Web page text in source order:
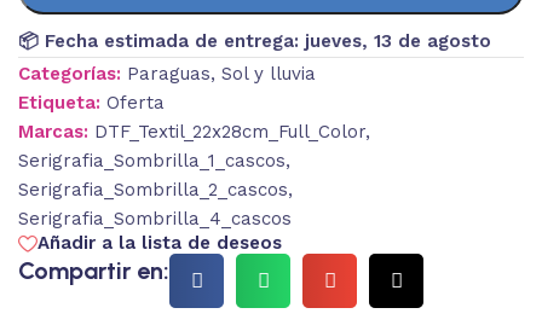
📦 Fecha estimada de entrega: jueves, 13 de agosto
Categorías: Paraguas, Sol y lluvia
Etiqueta: Oferta
Marcas: DTF_Textil_22x28cm_Full_Color,
Serigrafia_Sombrilla_1_cascos,
Serigrafia_Sombrilla_2_cascos,
Serigrafia_Sombrilla_4_cascos
Añadir a la lista de deseos
Compartir en: